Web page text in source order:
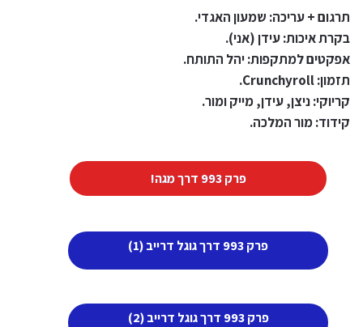
תרגום + עריכה: שמעון האגדי.
בקרת איכות: עידן (אני).
אפקטים למתקפות: יהל התותח.
תזמון: Crunchyroll.
קריוקי: ניצן, עידן, מייק ומור.
קידוד: מור המלכה.
פרק 993 דרך מגה!
פרק 993 דרך גוגל דרייב (1)
פרק 993 דרך גוגל דרייב (2)